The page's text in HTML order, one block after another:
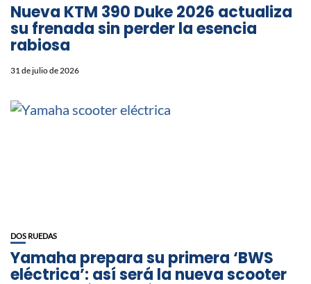
Nueva KTM 390 Duke 2026 actualiza
su frenada sin perder la esencia
rabiosa
31 de julio de 2026
DOS RUEDAS
Yamaha prepara su primera ‘BWS
eléctrica’: así será la nueva scooter